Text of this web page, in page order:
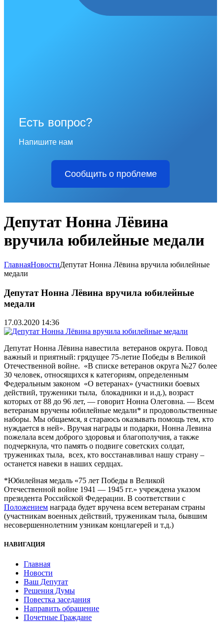
Есть вопрос?
Напишите нам
Сообщить о проблеме
Депутат Нонна Лёвина
вручила юбилейные медали
ГлавнаяНовостиДепутат Нонна Лёвина вручила юбилейные
медали
Депутат Нонна Лёвина вручила юбилейные
медали
17.03.2020 14:36
Депутат Нонна Лёвина навестила ветеранов округа. Повод
важный и приятный: грядущее 75-летие Победы в Великой
Отечественной войне. «В списке ветеранов округа №27 более
30 человек, относящихся к категориям, определенным
Федеральным законом «О ветеранах» (участники боевых
действий, труженики тыла, блокадники и и.д.), возраст
которых от 88 до 96 лет, — говорит Нонна Олеговна. — Всем
ветеранам вручены юбилейные медали* и продовольственные
наборы. Мы общаемся, я стараюсь оказывать помощь тем, кто
нуждается в ней». Вручая награды и подарки, Нонна Левина
пожелала всем доброго здоровья и благополучия, а также
подчеркнула, что память о подвиге советских солдат,
тружениках тыла, всех, кто восстанавливал нашу страну –
останется навеки в наших сердцах.
*Юбилейная медаль «75 лет Победы в Великой
Отечественной войне 1941 — 1945 гг.» учреждена указом
президента Российской Федерации. В соответствии с
Положением награда будет вручена всем ветеранам страны
(участникам военных действий, труженикам тыла, бывшим
несовершеннолетним узникам концлагерей и т.д.)
НАВИГАЦИЯ
Главная
Новости
Ваш Депутат
Решения Думы
Повестка заседания
Направить обращение
Почетные Граждане